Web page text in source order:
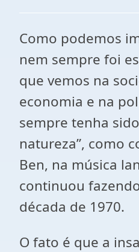
Como podemos
nem sempre foi
que vemos na
economia e na
sempre tenha
natureza”, como
Ben, na música
continuou
década de 1970.
O fato é que a